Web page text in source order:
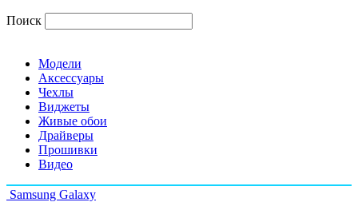
Поиск
Модели
Аксессуары
Чехлы
Виджеты
Живые обои
Драйверы
Прошивки
Видео
Samsung Galaxy